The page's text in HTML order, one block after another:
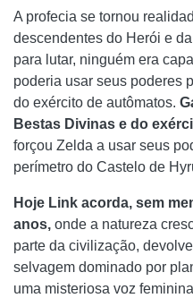
A profecia se tornou
descendentes do Herói e
para lutar, ninguém era
poderia usar seus poderes
do exército de autômatos.
Bestas Divinas e do
forçou Zelda a usar seus
perímetro do Castelo de
Hoje Link acorda, sem
anos, onde a natureza
parte da civilização,
selvagem dominado por
uma misteriosa voz